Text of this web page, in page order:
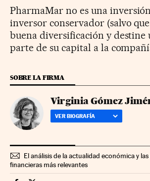
PharmaMar no es una
inversor conservador (salvo
buena diversificación y destine
parte de su capital a la
SOBRE LA FIRMA
Virginia Gómez
VER BIOGRAFÍA
El análisis de la actualidad económica y
financieras más relevantes